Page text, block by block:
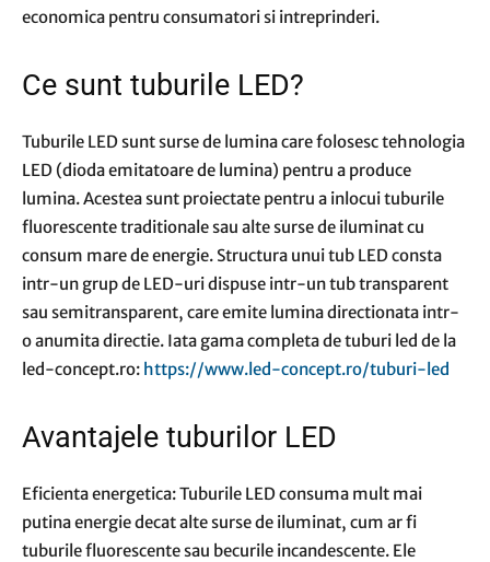
economica pentru consumatori si intreprinderi.
Ce sunt tuburile LED?
Tuburile LED sunt surse de lumina care folosesc tehnologia
LED (dioda emitatoare de lumina) pentru a produce
lumina. Acestea sunt proiectate pentru a inlocui tuburile
fluorescente traditionale sau alte surse de iluminat cu
consum mare de energie. Structura unui tub LED consta
intr-un grup de LED-uri dispuse intr-un tub transparent
sau semitransparent, care emite lumina directionata intr-
o anumita directie. Iata gama completa de tuburi led de la
led-concept.ro: https://www.led-concept.ro/tuburi-led
Avantajele tuburilor LED
Eficienta energetica: Tuburile LED consuma mult mai
putina energie decat alte surse de iluminat, cum ar fi
tuburile fluorescente sau becurile incandescente. Ele